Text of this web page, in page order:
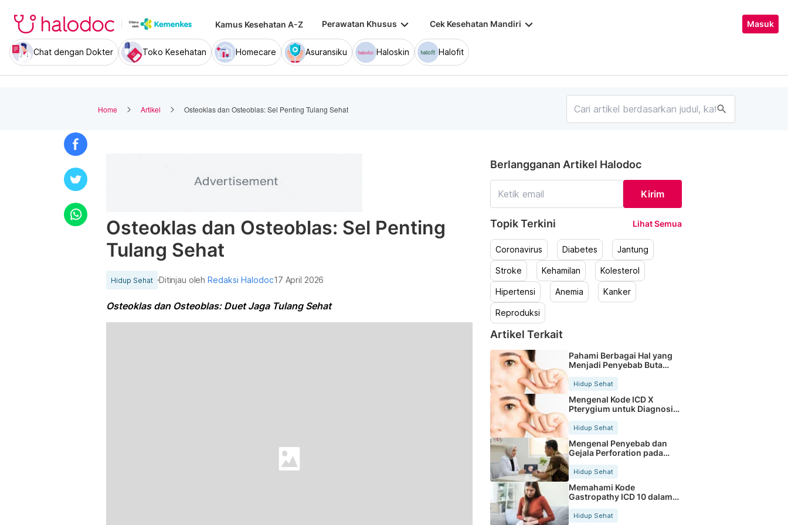
Kamus Kesehatan A-Z Perawatan Khusus keyboard_arrow_down Cek Kesehatan Mandiri keyboard_arrow_down Masuk
Chat dengan Dokter Toko Kesehatan Homecare Asuransiku Haloskin Halofit
Home Artikel Osteoklas dan Osteoblas: Sel Penting Tulang Sehat search
Osteoklas dan Osteoblas: Sel Penting
Tulang Sehat
Hidup Sehat Ditinjau olehRedaksi Halodoc17 April 2026
Osteoklas dan Osteoblas: Duet Jaga Tulang Sehat
Berlangganan Artikel Halodoc
Kirim
Topik Terkini Lihat Semua
Coronavirus Diabetes Jantung
Stroke Kehamilan Kolesterol
Hipertensi Anemia Kanker
Reproduksi
Artikel Terkait
Pahami Berbagai Hal yang
Menjadi Penyebab Buta
Hidup Sehat
Mengenal Kode ICD X
Pterygium untuk Diagnosis
Hidup Sehat
Mengenal Penyebab dan
Gejala Perforation pada
Tubuh
Hidup Sehat
Memahami Kode
Gastropathy ICD 10 dalam
Rekam Medis Pasien
Hidup Sehat